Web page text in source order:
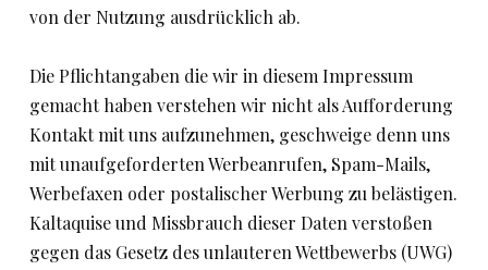
von der Nutzung ausdrücklich ab.
Die Pflichtangaben die wir in diesem Impressum
gemacht haben verstehen wir nicht als Aufforderung
Kontakt mit uns aufzunehmen, geschweige denn uns
mit unaufgeforderten Werbeanrufen, Spam-Mails,
Werbefaxen oder postalischer Werbung zu belästigen.
Kaltaquise und Missbrauch dieser Daten verstoßen
gegen das Gesetz des unlauteren Wettbewerbs (UWG)